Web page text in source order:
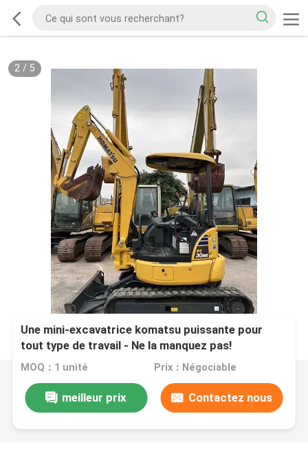
2/ 5
Une mini-excavatrice komatsu puissante pour
tout type de travail - Ne la manquez pas!
MOQ：1 unité Prix：Négociable
meilleur prix Contactez nous